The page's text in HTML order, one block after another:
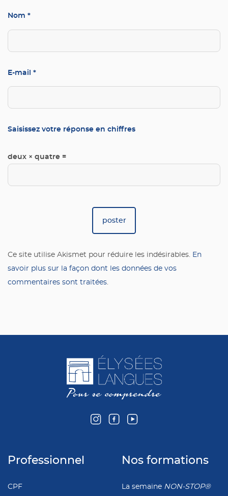
Nom *
E-mail *
Saisissez votre réponse en chiffres
deux × quatre =
Ce site utilise Akismet pour réduire les indésirables. En
savoir plus sur la façon dont les données de vos
commentaires sont traitées.
Professionnel
CPF
Nos formations
La semaine NON-STOP®